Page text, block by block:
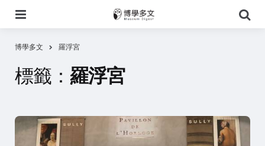
尋
博學多文 羅浮宮
標籤： 羅浮宮